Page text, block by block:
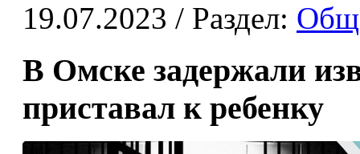
19.07.2023 / Раздел:
В Омске задержали
приставал к ребенку